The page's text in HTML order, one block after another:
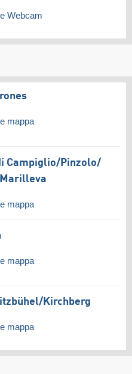
Webcam
mappa
Campiglio/​Pinzolo/​
mappa
mappa
​Kirchberg
mappa